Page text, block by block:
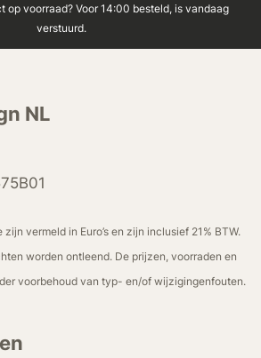
op voorraad? Voor 14:00 besteld, is vandaag
verstuurd.
NL
vermeld in Euro’s en zijn inclusief 21% BTW.
worden ontleend. De prijzen, voorraden en
voorbehoud van typ- en/of wijzigingenfouten.